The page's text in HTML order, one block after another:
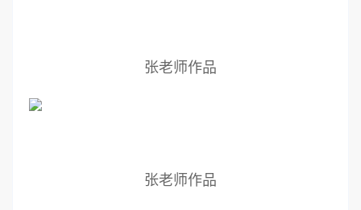
张老师作品
张老师作品